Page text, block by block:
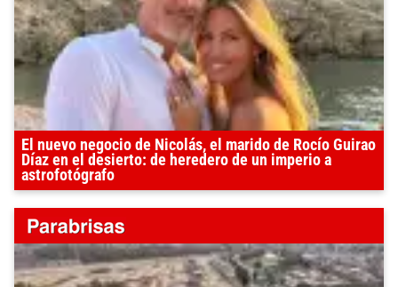
El nuevo negocio de Nicolás, el marido de Rocío Guirao
Díaz en el desierto: de heredero de un imperio a
astrofotógrafo